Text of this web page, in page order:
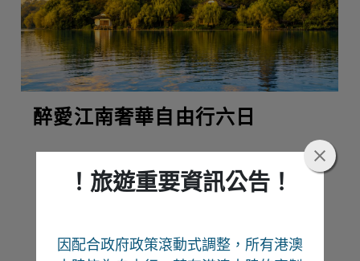
！旅遊重要資訊公告！
因配合政府政策滾動式調整，所有港澳
醉愛江南奢華自由行六日
Recommend